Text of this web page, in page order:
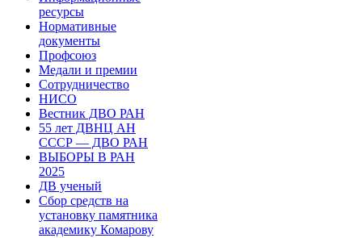
ресурсы
Нормативные
документы
Профсоюз
Медали и премии
Сотрудничество
НИСО
Вестник ДВО РАН
55 лет ДВНЦ АН
СССР — ДВО РАН
ВЫБОРЫ В РАН
2025
ДВ ученый
Сбор средств на
установку памятника
академику Комарову